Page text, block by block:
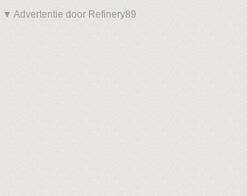
▼ Advertentie door Refinery89